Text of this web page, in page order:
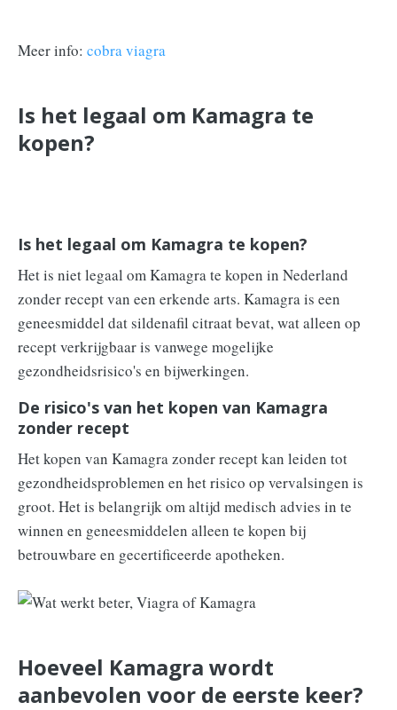
Meer info: cobra viagra
Is het legaal om Kamagra te
kopen?
Is het legaal om Kamagra te kopen?
Het is niet legaal om Kamagra te kopen in Nederland
zonder recept van een erkende arts. Kamagra is een
geneesmiddel dat sildenafil citraat bevat, wat alleen op
recept verkrijgbaar is vanwege mogelijke
gezondheidsrisico's en bijwerkingen.
De risico's van het kopen van Kamagra
zonder recept
Het kopen van Kamagra zonder recept kan leiden tot
gezondheidsproblemen en het risico op vervalsingen is
groot. Het is belangrijk om altijd medisch advies in te
winnen en geneesmiddelen alleen te kopen bij
betrouwbare en gecertificeerde apotheken.
Hoeveel Kamagra wordt
aanbevolen voor de eerste keer?